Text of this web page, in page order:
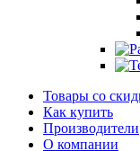
Товары со
Как купить
Производители
О компании